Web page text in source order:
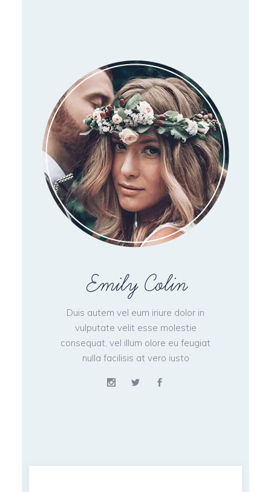
Emily Colin
Duis autem vel eum iriure dolor in
vulputate velit esse molestie
consequat, vel illum olore eu feugiat
nulla facilisis at vero iusto